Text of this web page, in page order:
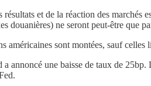
et de la réaction des marchés
douanières) ne seront peut-être que
américaines sont montées, sauf
annoncé une baisse de taux de